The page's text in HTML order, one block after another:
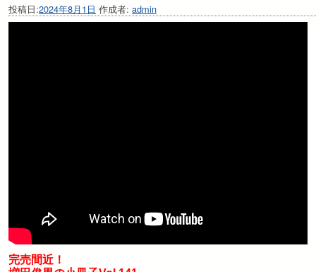
投稿日:2024年8月1日 作成者: admin
完売間近！